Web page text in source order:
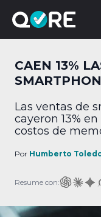
CAEN 13%
Las ventas de
cayeron 13%
costos de
Por Humberto
Resume con: